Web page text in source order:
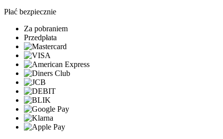
Płać bezpiecznie
Za pobraniem
Przedpłata